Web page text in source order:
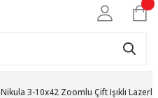
Nikula 3-10x42 Zoomlu Çift Işıklı